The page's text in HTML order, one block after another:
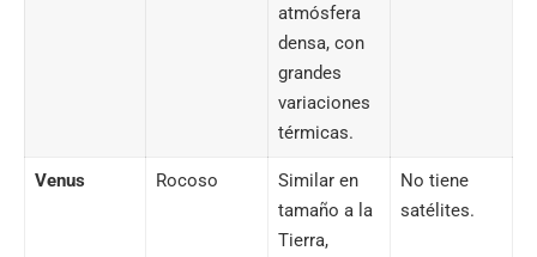
atmósfera
densa, con
grandes
variaciones
térmicas.
Venus Rocoso
Similar en
tamaño a la
Tierra,
No tiene
satélites.